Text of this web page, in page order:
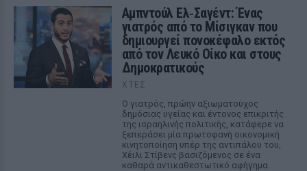
Αμπντούλ Ελ‑Σαγέντ: Ένας
γιατρός από το Μίσιγκαν που
δημιουργεί πονοκέφαλο εκτός
από τον Λευκό Οίκο και στους
Δημοκρατικούς
ΧΤΕΣ
Ο γιατρός, πρώην αξιωματούχος
δημόσιας υγείας και έντονος επικριτής
της ισραηλινής πολιτικής, κατάφερε να
ξεπεράσει μία πρωτοφανή οικονομική
κινητοποίηση υπέρ της αντιπάλου του,
Χέιλι Στίβενς βασιζόμενος σε ένα
καθαρά αντικαθεστωτικό αφήγημα